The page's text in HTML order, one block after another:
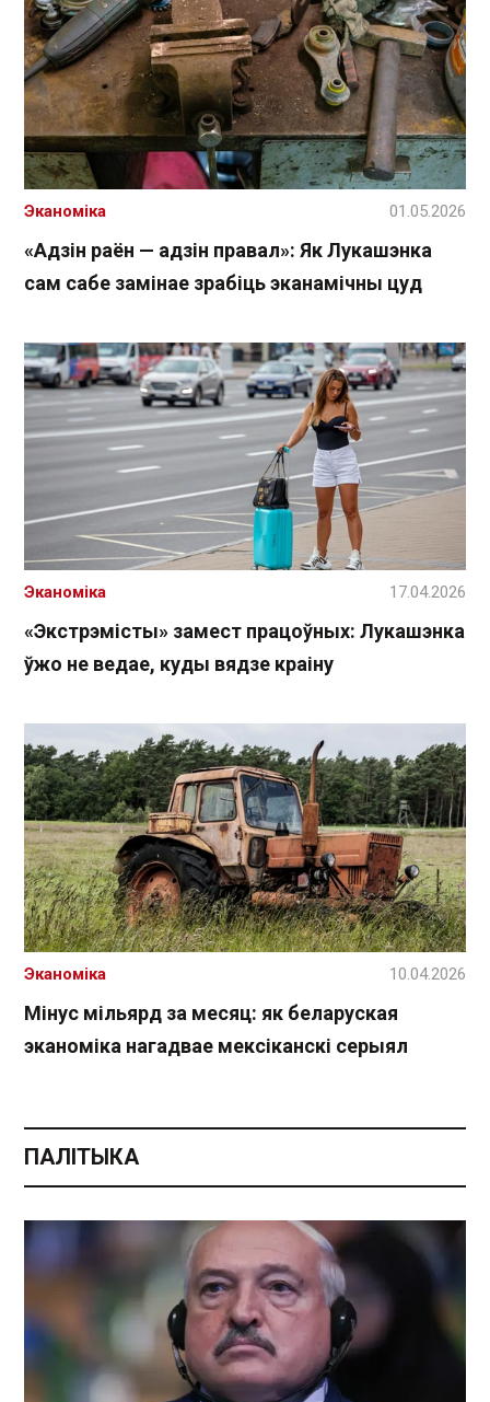
«Адзін раён — адзін правал»: Як Лукашэнка
сам сабе замінае зрабіць эканамічны цуд
Эканоміка 01.05.2026
«Экстрэмісты» замест працоўных: Лукашэнка
ўжо не ведае, куды вядзе краіну
Эканоміка 17.04.2026
Мінус мільярд за месяц: як беларуская
эканоміка нагадвае мексіканскі серыял
Эканоміка 10.04.2026
ПАЛІТЫКА